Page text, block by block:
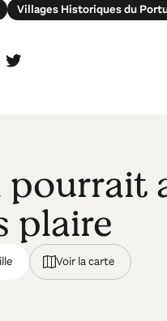
Villages Historiques du
pourrait
plaire
Voir la carte